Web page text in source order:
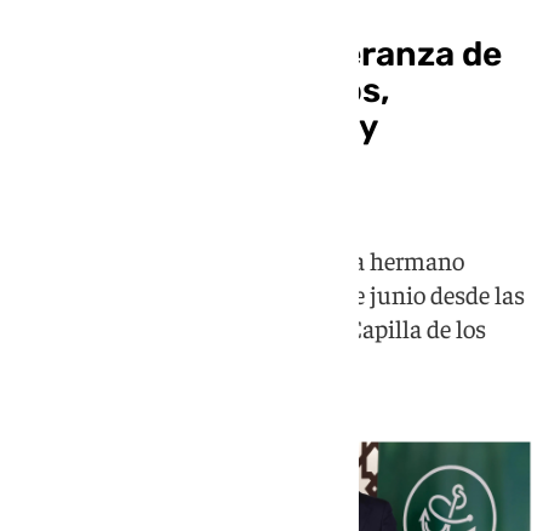
Elecciones en la Esperanza de
Triana: fecha, horarios,
requisitos para votar y
El Cabildo General de Elecciones a hermano
mayor se celebra este martes 30 de junio desde las
17.00 hasta las 23.00 horas en la Capilla de los